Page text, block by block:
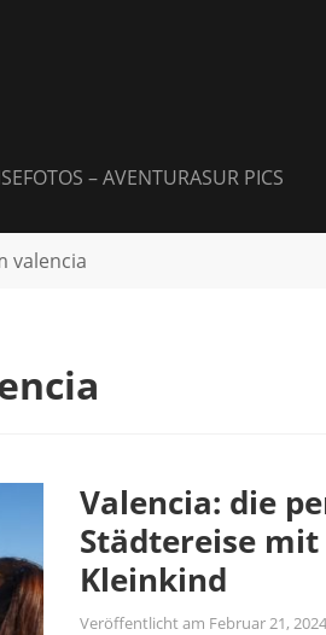
– AVENTURASUR PICS
valencia
Valencia: die
Städtereise mit
Kleinkind
Veröffentlicht am Februar 21, 2024